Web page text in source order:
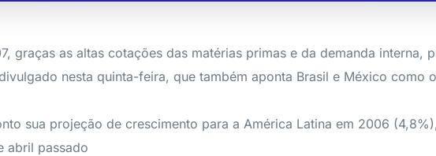
graças as altas cotações das matérias primas e da demanda interna,
nesta quinta-feira, que também aponta Brasil e México como
sua projeção de crescimento para a América Latina em 2006
abril passado